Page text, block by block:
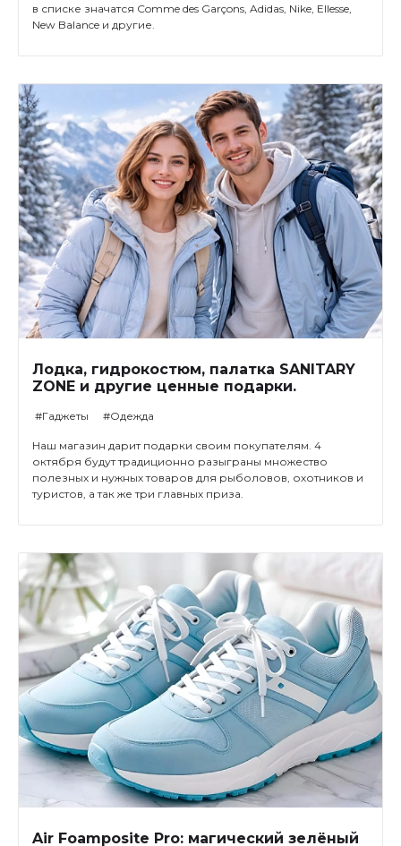
в списке значатся Comme des Garçons, Adidas, Nike, Ellesse,
New Balance и другие.
Лодка, гидрокостюм, палатка SANITARY
ZONE и другие ценные подарки.
#Гаджеты #Одежда
Наш магазин дарит подарки своим покупателям. 4
октября будут традиционно разыграны множество
полезных и нужных товаров для рыболовов, охотников и
туристов, а так же три главных приза.
Air Foamposite Pro: магический зелёный